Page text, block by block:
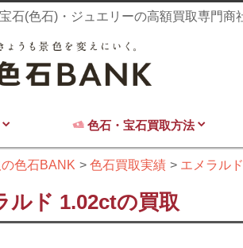
石(色石)・ジュエリーの高額買取専門
色石・宝石買取方法
色石BANK 色石買取実績 エメラルド
ルド 1.02ctの買取